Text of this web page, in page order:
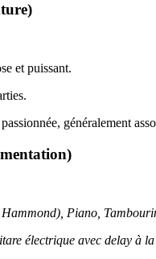
et puissant.
généralement
Piano,
électrique avec delay à